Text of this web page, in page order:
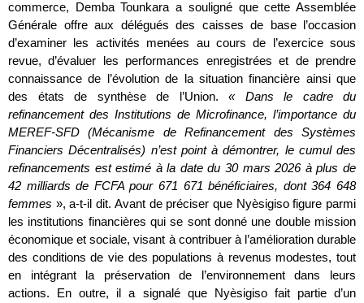
commerce, Demba Tounkara a souligné que cette Assemblée
Générale offre aux délégués des caisses de base l’occasion
d’examiner les activités menées au cours de l’exercice sous
revue, d’évaluer les performances enregistrées et de prendre
connaissance de l’évolution de la situation financière ainsi que
des états de synthèse de l’Union. « Dans le cadre du
refinancement des Institutions de Microfinance, l’importance du
MEREF-SFD (Mécanisme de Refinancement des Systèmes
Financiers Décentralisés) n’est point à démontrer, le cumul des
refinancements est estimé à la date du 30 mars 2026 à plus de
42 milliards de FCFA pour 671 671 bénéficiaires, dont 364 648
femmes », a-t-il dit. Avant de préciser que Nyèsigiso figure parmi
les institutions financières qui se sont donné une double mission
économique et sociale, visant à contribuer à l’amélioration durable
des conditions de vie des populations à revenus modestes, tout
en intégrant la préservation de l’environnement dans leurs
actions. En outre, il a signalé que Nyèsigiso fait partie d’un